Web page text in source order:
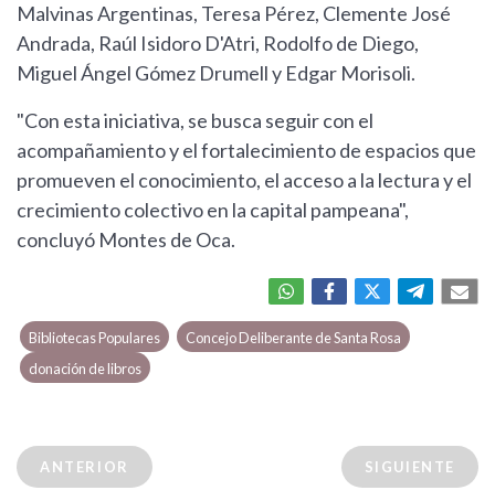
Malvinas Argentinas, Teresa Pérez, Clemente José
Andrada, Raúl Isidoro D'Atri, Rodolfo de Diego,
Miguel Ángel Gómez Drumell y Edgar Morisoli.
"Con esta iniciativa, se busca seguir con el
acompañamiento y el fortalecimiento de espacios que
promueven el conocimiento, el acceso a la lectura y el
crecimiento colectivo en la capital pampeana",
concluyó Montes de Oca.
Bibliotecas Populares
Concejo Deliberante de Santa Rosa
donación de libros
ANTERIOR SIGUIENTE